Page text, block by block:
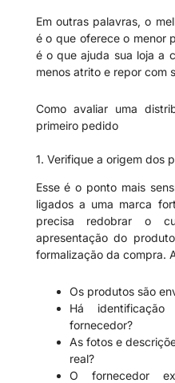
Em outras palavras, o
é o que oferece o menor
é o que ajuda sua loja a
menos atrito e repor com
Como avaliar uma
primeiro pedido
1. Verifique a origem dos
Esse é o ponto mais
ligados a uma marca
precisa redobrar o
apresentação do
formalização da compra.
Os produtos são
Há
fornecedor?
As fotos e
real?
O fornecedor